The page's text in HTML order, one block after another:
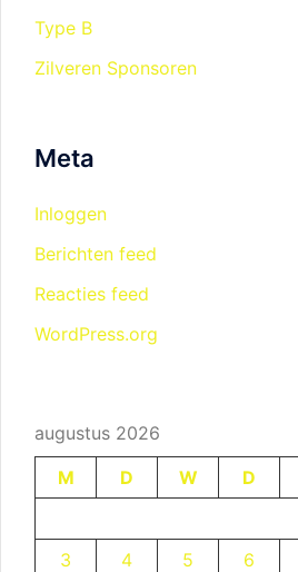
Type B
Zilveren Sponsoren
Meta
Inloggen
Berichten feed
Reacties feed
WordPress.org
augustus 2026
M
D W D
3
4 5 6